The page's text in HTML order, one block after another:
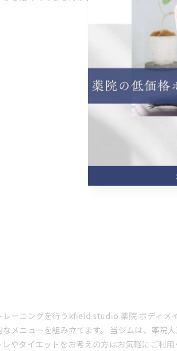
ーニングを行うkfield studio 薬院 ボディメ
メニューを組み立てます。 当ジムは、薬院
やダイエットをお考えの方はお気軽にご利用